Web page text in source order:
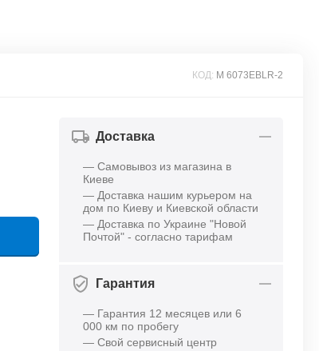
КОД: M 6073EBLR-2
Доставка
— Самовывоз из магазина в
Киеве
— Доставка нашим курьером на
дом по Киеву и Киевской области
— Доставка по Украине "Новой
Почтой" - согласно тарифам
Гарантия
— Гарантия 12 месяцев или 6
000 км по пробегу
— Свой сервисный центр